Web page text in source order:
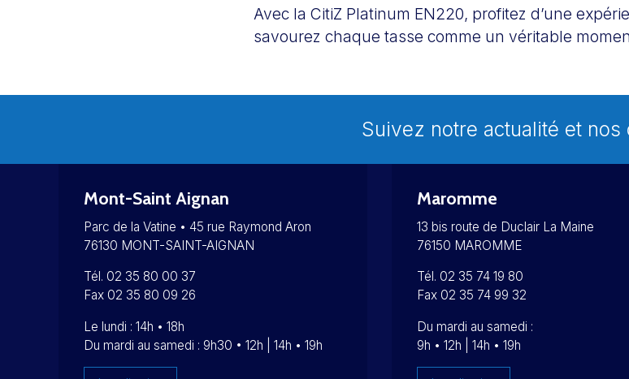
Avec la CitiZ Platinum EN220, profitez d’une
savourez chaque tasse comme un véritable
Suivez notre actualité et nos
Mont-Saint Aignan
Parc de la Vatine • 45 rue Raymond Aron
76130 MONT-SAINT-AIGNAN
Tél. 02 35 80 00 37
Fax 02 35 80 09 26
Le lundi : 14h • 18h
Du mardi au samedi : 9h30 • 12h | 14h • 19h
Maromme
13 bis route de Duclair La Maine
76150 MAROMME
Tél. 02 35 74 19 80
Fax 02 35 74 99 32
Du mardi au samedi :
9h • 12h | 14h • 19h